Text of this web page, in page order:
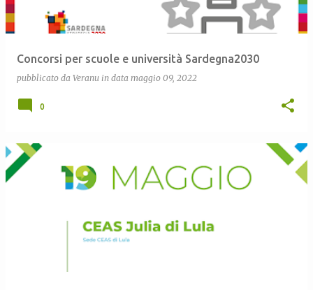
Concorsi per scuole e università Sardegna2030
pubblicato da Veranu in data maggio 09, 2022
0